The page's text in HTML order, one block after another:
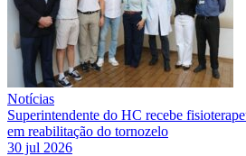
Notícias
Superintendente do HC recebe
em reabilitação do tornozelo
30 jul 2026